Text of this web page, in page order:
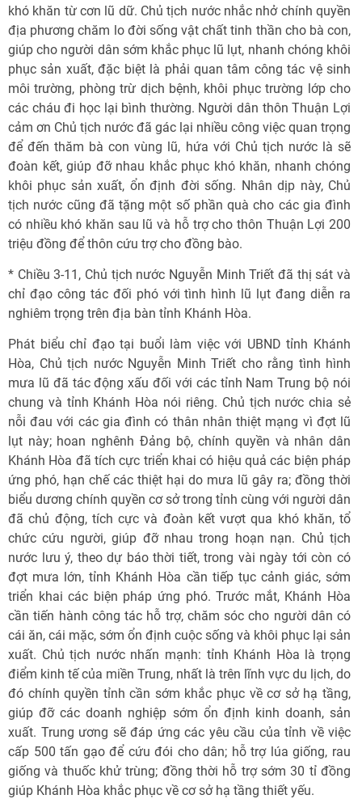
khó khăn từ cơn lũ dữ. Chủ tịch nước nhắc nhở chính quyền
địa phương chăm lo đời sống vật chất tinh thần cho bà con,
giúp cho người dân sớm khắc phục lũ lụt, nhanh chóng khôi
phục sản xuất, đặc biệt là phải quan tâm công tác vệ sinh
môi trường, phòng trừ dịch bệnh, khôi phục trường lớp cho
các cháu đi học lại bình thường. Người dân thôn Thuận Lợi
cảm ơn Chủ tịch nước đã gác lại nhiều công việc quan trọng
để đến thăm bà con vùng lũ, hứa với Chủ tịch nước là sẽ
đoàn kết, giúp đỡ nhau khắc phục khó khăn, nhanh chóng
khôi phục sản xuất, ổn định đời sống. Nhân dịp này, Chủ
tịch nước cũng đã tặng một số phần quà cho các gia đình
có nhiều khó khăn sau lũ và hỗ trợ cho thôn Thuận Lợi 200
triệu đồng để thôn cứu trợ cho đồng bào.
* Chiều 3-11, Chủ tịch nước Nguyễn Minh Triết đã thị sát và
chỉ đạo công tác đối phó với tình hình lũ lụt đang diễn ra
nghiêm trọng trên địa bàn tỉnh Khánh Hòa.
Phát biểu chỉ đạo tại buổi làm việc với UBND tỉnh Khánh
Hòa, Chủ tịch nước Nguyễn Minh Triết cho rằng tình hình
mưa lũ đã tác động xấu đối với các tỉnh Nam Trung bộ nói
chung và tỉnh Khánh Hòa nói riêng. Chủ tịch nước chia sẻ
nỗi đau với các gia đình có thân nhân thiệt mạng vì đợt lũ
lụt này; hoan nghênh Đảng bộ, chính quyền và nhân dân
Khánh Hòa đã tích cực triển khai có hiệu quả các biện pháp
ứng phó, hạn chế các thiệt hại do mưa lũ gây ra; đồng thời
biểu dương chính quyền cơ sở trong tỉnh cùng với người dân
đã chủ động, tích cực và đoàn kết vượt qua khó khăn, tổ
chức cứu người, giúp đỡ nhau trong hoạn nạn. Chủ tịch
nước lưu ý, theo dự báo thời tiết, trong vài ngày tới còn có
đợt mưa lớn, tỉnh Khánh Hòa cần tiếp tục cảnh giác, sớm
triển khai các biện pháp ứng phó. Trước mắt, Khánh Hòa
cần tiến hành công tác hỗ trợ, chăm sóc cho người dân có
cái ăn, cái mặc, sớm ổn định cuộc sống và khôi phục lại sản
xuất. Chủ tịch nước nhấn mạnh: tỉnh Khánh Hòa là trọng
điểm kinh tế của miền Trung, nhất là trên lĩnh vực du lịch, do
đó chính quyền tỉnh cần sớm khắc phục về cơ sở hạ tầng,
giúp đỡ các doanh nghiệp sớm ổn định kinh doanh, sản
xuất. Trung ương sẽ đáp ứng các yêu cầu của tỉnh về việc
cấp 500 tấn gạo để cứu đói cho dân; hỗ trợ lúa giống, rau
giống và thuốc khử trùng; đồng thời hỗ trợ sớm 30 tỉ đồng
giúp Khánh Hòa khắc phục về cơ sở hạ tầng thiết yếu.